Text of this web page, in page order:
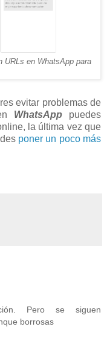
URLs en WhatsApp para
evitar problemas de
WhatsApp puedes
la última vez que
poner un poco más
Pero se siguen
borrosas